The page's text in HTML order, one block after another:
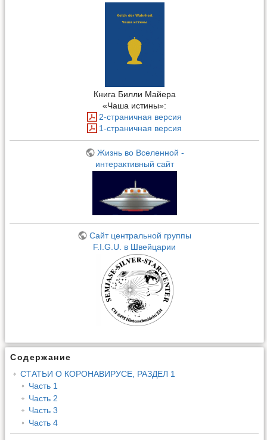
Книга Билли Майера
«Чаша истины»:
2-страничная версия
1-страничная версия
Жизнь во Вселенной -
интерактивный сайт
Сайт центральной группы
F.I.G.U. в Швейцарии
Содержание
СТАТЬИ О КОРОНАВИРУСЕ, РАЗДЕЛ 1
Часть 1
Часть 2
Часть 3
Часть 4